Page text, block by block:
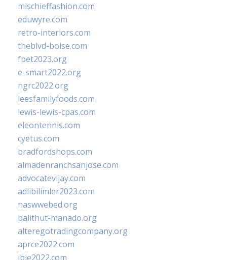
mischieffashion.com
eduwyre.com
retro-interiors.com
theblvd-boise.com
fpet2023.org
e-smart2022.org
ngrc2022.org
leesfamilyfoods.com
lewis-lewis-cpas.com
eleontennis.com
cyetus.com
bradfordshops.com
almadenranchsanjose.com
advocatevijay.com
adlibilimler2023.com
naswwebed.org
balithut-manado.org
alteregotradingcompany.org
aprce2022.com
ibie2022.com